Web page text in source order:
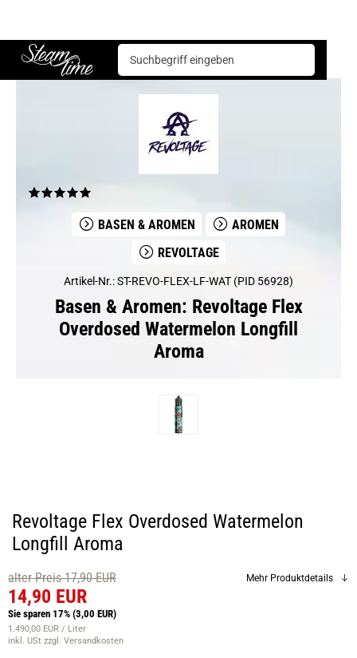
Steam time
Basen & Aromen Aromen Revoltage
BASEN & AROMEN
AROMEN
REVOLTAGE
Artikel-Nr.: ST-REVO-FLEX-LF-WAT (PID 56928)
Basen & Aromen: Revoltage Flex
Overdosed Watermelon Longfill
Aroma
Revoltage Flex Overdosed Watermelon
Longfill Aroma
alter Preis 17,90 EUR
14,90 EUR
Sie sparen 17% (3,00 EUR)
1.490,00 EUR / Liter
inkl. USt zzgl. Versandkosten
Mehr Produktdetails